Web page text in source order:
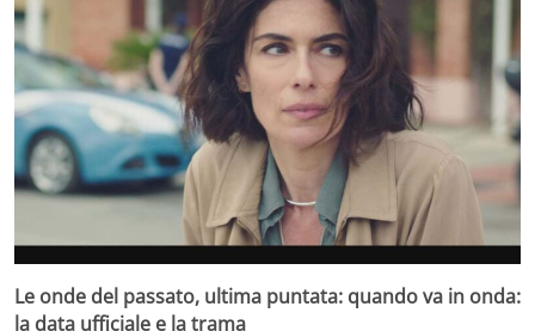
Le onde del passato, ultima puntata: quando va in onda:
la data ufficiale e la trama